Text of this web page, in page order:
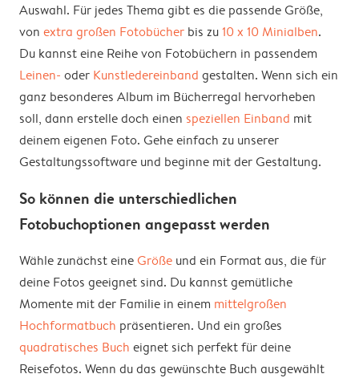
Auswahl. Für jedes Thema gibt es die passende Größe,
von extra großen Fotobücher bis zu10 x 10 Minialben.
Du kannst eine Reihe von Fotobüchern in passendem
Leinen- oder Kunstledereinband gestalten. Wenn sich ein
ganz besonderes Album im Bücherregal hervorheben
soll, dann erstelle doch einen speziellen Einband mit
deinem eigenen Foto. Gehe einfach zu unserer
Gestaltungssoftware und beginne mit der Gestaltung.
So können die unterschiedlichen
Fotobuchoptionen angepasst werden
Wähle zunächst eineGröße und ein Format aus, die für
deine Fotos geeignet sind. Du kannst gemütliche
Momente mit der Familie in einem mittelgroßen
Hochformatbuch präsentieren. Und ein großes
quadratisches Buch eignet sich perfekt für deine
Reisefotos. Wenn du das gewünschte Buch ausgewählt